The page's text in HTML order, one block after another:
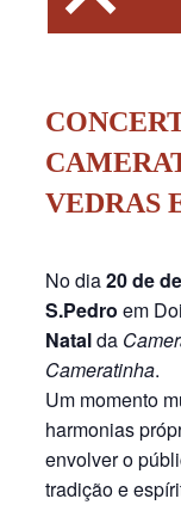
VEDRAS
No dia20 de
S.Pedro em
Natalda
Cameratinha.
Um momento
harmonias
envolver o
tradição e